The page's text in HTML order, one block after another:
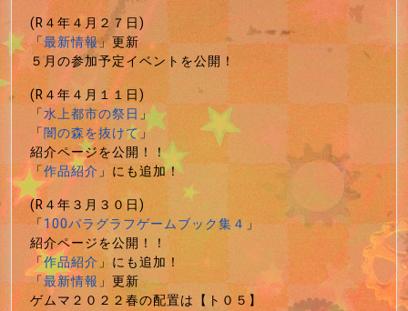
(R４年４月２７日)
「最新情報」更新
５月の参加予定イベントを公開！
(R４年４月１１日)
「水上都市の祭日」
「闇の森を抜けて」
紹介ページを公開！！
「作品紹介」にも追加！
(R４年３月３０日)
「100パラグラフゲームブック集４ 」
紹介ページを公開！！
「作品紹介」にも追加！
「最新情報」更新
ゲムマ２０２２春の配置は【ト０５】